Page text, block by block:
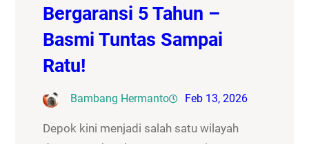
Bergaransi 5 Tahun –
Basmi Tuntas Sampai
Ratu!
Bambang Hermanto Feb 13, 2026
Depok kini menjadi salah satu wilayah